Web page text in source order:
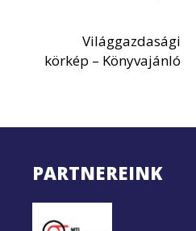
Világgazdasági
körkép – Könyvajánló
PARTNEREINK